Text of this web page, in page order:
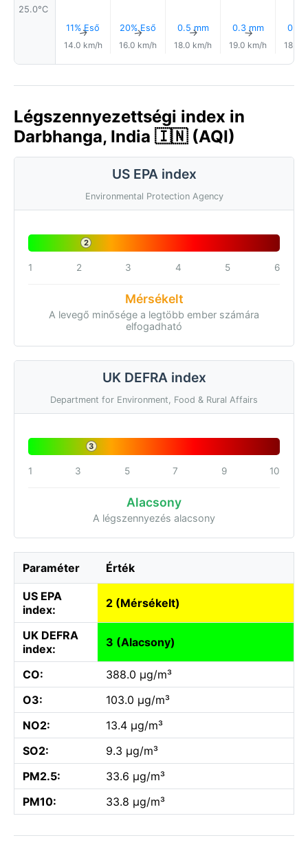
25.0°C
11% Eső
↑
14.0 km/h
20% Eső
↑
16.0 km/h
0.5 mm
↑
18.0 km/h
0.3 mm
↑
19.0 km/h
0.3
18.0
Légszennyezettségi index in
Darbhanga, India 🇮🇳 (AQI)
US EPA index
Environmental Protection Agency
2
1 2 3 4 5 6
Mérsékelt
A levegő minősége a legtöbb ember számára
elfogadható
UK DEFRA index
Department for Environment, Food & Rural Affairs
3
1 3 5 7 9 10
Alacsony
A légszennyezés alacsony
Paraméter Érték
US EPA
index:
2 (Mérsékelt)
UK DEFRA
index:
3 (Alacsony)
CO:
388.0 µg/m³
O3:
103.0 µg/m³
NO2:
13.4 µg/m³
SO2:
9.3 µg/m³
PM2.5:
33.6 µg/m³
PM10:
33.8 µg/m³